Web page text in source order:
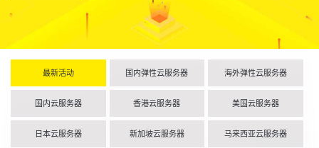
最新活动 国内弹性云服务器 海外弹性云服务器
国内云服务器 香港云服务器 美国云服务器
日本云服务器 新加坡云服务器 马来西亚云服务器